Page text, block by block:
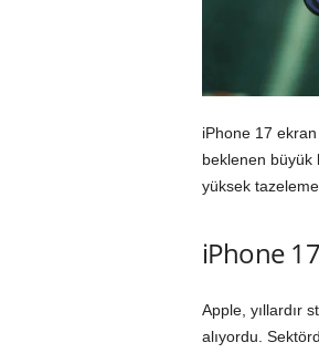
iPhone 17 ekran
beklenen büyük
yüksek
iPhone
Apple, yıllardır
alıyordu.